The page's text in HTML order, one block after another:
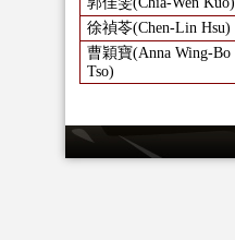
徐禎苓(Chen-Lin Hsu)
曹穎寶(Anna Wing-Bo
Tso)